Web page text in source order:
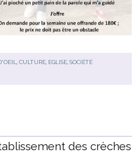
CULTURE, EGLISE, SOCIÉTÉ
des crèches